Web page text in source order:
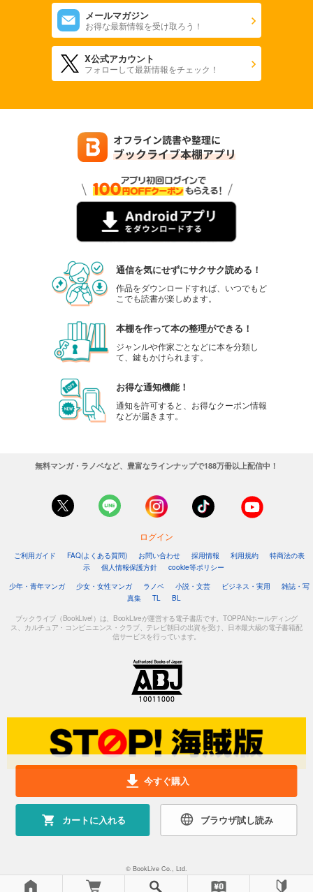
今すぐ購入
カートに入れる ブラウザ試し読み
メールマガジン
お得な最新情報を受け取ろう！
X公式アカウント
フォローして最新情報をチェック！
通信を気にせずにサクサク読める！
作品をダウンロードすれば、いつでもど
こでも読書が楽しめます。
本棚を作って本の整理ができる！
ジャンルや作家ごとなどに本を分類し
て、鍵もかけられます。
お得な通知機能！
通知を許可すると、お得なクーポン情報
などが届きます。
無料マンガ・ラノベなど、豊富なラインナップで188万冊以上配信中！
ログイン
ご利用ガイド FAQ(よくある質問) お問い合わせ 採用情報 利用規約
特商法の表
示
個人情報保護方針
cookie等ポリシー
少年・青年マンガ
少女・女性マンガ ラノベ 小説・文芸 ビジネス・実用
雑誌・写
真集
TL BL
ブックライブ（BookLive!）は、BookLiveが運営する電子書店です。TOPPANホールディング
ス、カルチュア・コンビニエンス・クラブ、テレビ朝日の出資を受け、日本最大級の電子書籍配
信サービスを行っています。
© BookLive Co., Ltd.